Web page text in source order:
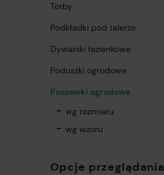
Torby
Podkładki pod talerze
Dywaniki łazienkowe
Poduszki ogrodowe
Poszewki ogrodowe
wg rozmiaru
wg wzoru
Opcje przeglądania